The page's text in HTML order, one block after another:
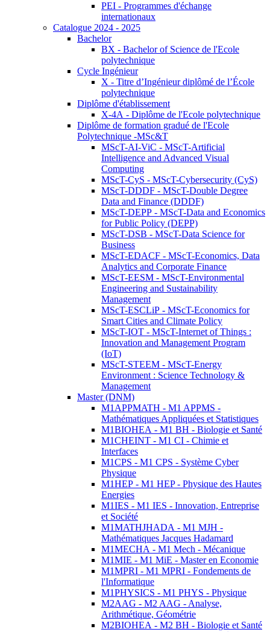
PEI - Programmes d'échange
internationaux
Catalogue 2024 - 2025
Bachelor
BX - Bachelor of Science de l'Ecole
polytechnique
Cycle Ingénieur
X - Titre d’Ingénieur diplômé de l’École
polytechnique
Diplôme d'établissement
X-4A - Diplôme de l'Ecole polytechnique
Diplôme de formation gradué de l'Ecole
Polytechnique -MSc&T
MScT-AI-ViC - MScT-Artificial
Intelligence and Advanced Visual
Computing
MScT-CyS - MScT-Cybersecurity (CyS)
MScT-DDDF - MScT-Double Degree
Data and Finance (DDDF)
MScT-DEPP - MScT-Data and Economics
for Public Policy (DEPP)
MScT-DSB - MScT-Data Science for
Business
MScT-EDACF - MScT-Economics, Data
Analytics and Corporate Finance
MScT-EESM - MScT-Environmental
Engineering and Sustainability
Management
MScT-ESCLiP - MScT-Economics for
Smart Cities and Climate Policy
MScT-IOT - MScT-Internet of Things :
Innovation and Management Program
(IoT)
MScT-STEEM - MScT-Energy
Environment : Science Technology &
Management
Master (DNM)
M1APPMATH - M1 APPMS -
Mathématiques Appliquées et Statistiques
M1BIOHEA - M1 BH - Biologie et Santé
M1CHEINT - M1 CI - Chimie et
Interfaces
M1CPS - M1 CPS - Système Cyber
Physique
M1HEP - M1 HEP - Physique des Hautes
Energies
M1IES - M1 IES - Innovation, Entreprise
et Société
M1MATHJHADA - M1 MJH -
Mathématiques Jacques Hadamard
M1MECHA - M1 Mech - Mécanique
M1MIE - M1 MiE - Master en Economie
M1MPRI - M1 MPRI - Fondements de
l'Informatique
M1PHYSICS - M1 PHYS - Physique
M2AAG - M2 AAG - Analyse,
Arithmétique, Géométrie
M2BIOHEA - M2 BH - Biologie et Santé